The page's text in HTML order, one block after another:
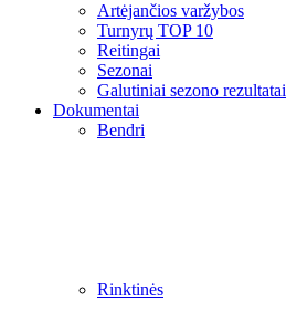
Artėjančios varžybos
Turnyrų TOP 10
Reitingai
Sezonai
Galutiniai sezono rezultatai
Dokumentai
Bendri
Rinktinės